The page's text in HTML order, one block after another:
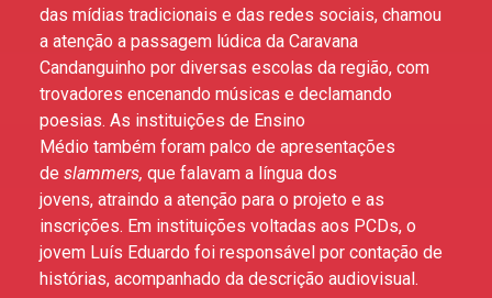
das mídias tradicionais e das redes sociais, chamou
a atenção a passagem lúdica da Caravana
Candanguinho por diversas escolas da região, com
trovadores encenando músicas e declamando
poesias. As instituições de Ensino
Médio também foram palco de apresentações
de slammers, que falavam a língua dos
jovens, atraindo a atenção para o projeto e as
inscrições. Em instituições voltadas aos PCDs, o
jovem Luís Eduardo foi responsável por contação de
histórias, acompanhado da descrição audiovisual.